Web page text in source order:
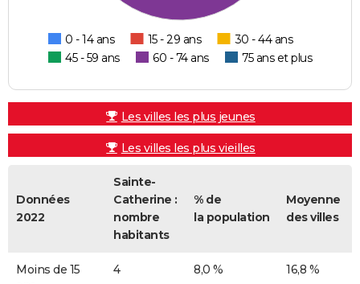
0 - 14 ans 15 - 29 ans
30 - 44 ans
45 - 59 ans
60 - 74 ans 75 ans et plus
Les villes les plus jeunes
Les villes les plus vieilles
Données
2022
Sainte-
Catherine :
nombre
habitants
% de
la population
Moyenne
des villes
Moins de 15
4 8,0 % 16,8 %